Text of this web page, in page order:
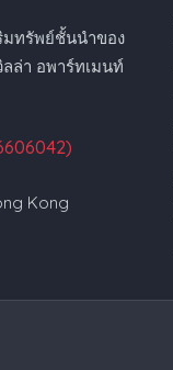
มทรัพย์ชั้นนำของ
ล่า อพาร์ทเมนท์
Kong